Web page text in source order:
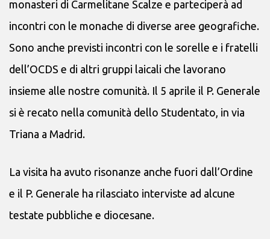
monasteri di Carmelitane Scalze e parteciperà ad
incontri con le monache di diverse aree geografiche.
Sono anche previsti incontri con le sorelle e i fratelli
dell’OCDS e di altri gruppi laicali che lavorano
insieme alle nostre comunità. Il 5 aprile il P. Generale
si è recato nella comunità dello Studentato, in via
Triana a Madrid.
La visita ha avuto risonanze anche fuori dall’Ordine
e il P. Generale ha rilasciato interviste ad alcune
testate pubbliche e diocesane.